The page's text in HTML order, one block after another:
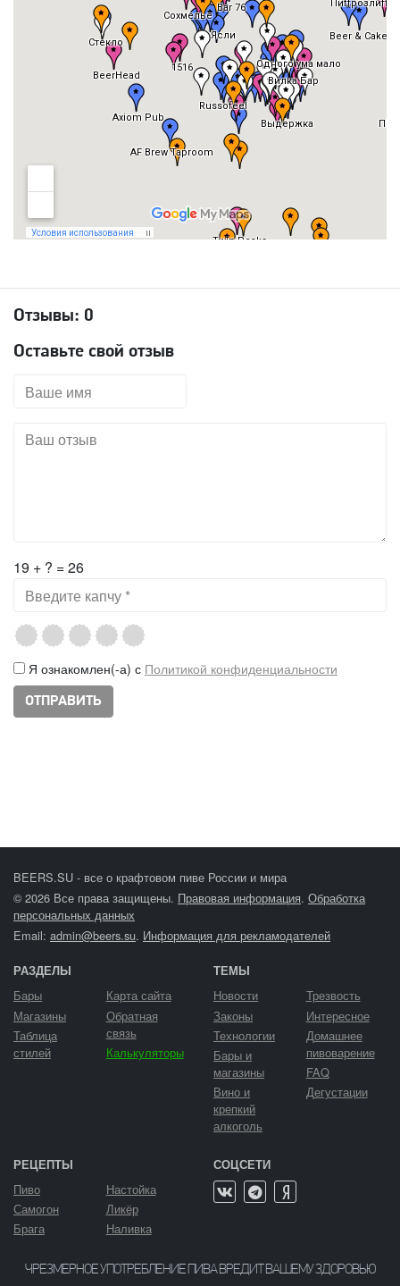
Отзывы: 0
Оставьте свой отзыв
19 + ? = 26
Я ознакомлен(-а) с Политикой конфиденциальности
BEERS.SU - все о крафтовом пиве России и мира
© 2026 Все права защищены. Правовая информация. Обработка
персональных данных
Email: admin@beers.su. Информация для рекламодателей
РАЗДЕЛЫ
Бары
Магазины
Таблица
стилей
Карта сайта
Обратная
связь
Калькуляторы
ТЕМЫ
Новости
Законы
Технологии
Бары и
магазины
Вино и
крепкий
алкоголь
Трезвость
Интересное
Домашнее
пивоварение
FAQ
Дегустации
РЕЦЕПТЫ
Пиво
Самогон
Брага
Настойка
Ликёр
Наливка
СОЦСЕТИ
ЧРЕЗМЕРНОЕ УПОТРЕБЛЕНИЕ ПИВА ВРЕДИТ ВАШЕМУ ЗДОРОВЬЮ